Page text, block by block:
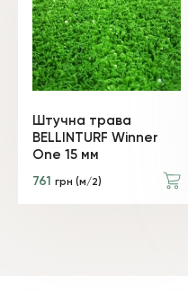
Штучна трава
BELLINTURF Winner
One 15 мм
761 грн (м/2)